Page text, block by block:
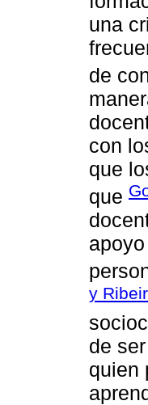
una
de
con
que
que
y
de
quien